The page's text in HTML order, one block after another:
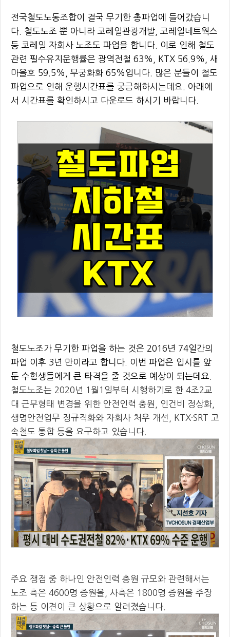
전국철도노동조합이 결국 무기한 총파업에 들어갔습니
다. 철도노조 뿐 아니라 코레일관광개발, 코레일네트웍스
등 코레일 자회사 노조도 파업을 합니다. 이로 인해 철도
관련 필수유지운행률은 광역전철 63%, KTX 56.9%, 새
마을호 59.5%, 무궁화화 65%입니다. 많은 분들이 철도
파업으로 인해 운행시간표를 궁금해하시는데요. 아래에
서 시간표를 확인하시고 다운로드 하시기 바랍니다.
철도노조가 무기한 파업을 하는 것은 2016년 74일간의
파업 이후 3년 만이라고 합니다. 이번 파업은 입시를 앞
둔 수험생들에게 큰 타격을 줄 것으로 예상이 되는데요.
철도노조는 2020년 1월1일부터 시행하기로 한 4조2교
대 근무형태 변경을 위한 안전인력 충원, 인건비 정상화,
생명안전업무 정규직화와 자회사 처우 개선, KTX·SRT 고
속철도 통합 등을 요구하고 있습니다.
주요 쟁점 중 하나인 안전인력 충원 규모와 관련해서는
노조 측은 4600명 증원을, 사측은 1800명 증원을 주장
하는 등 이견이 큰 상황으로 알려졌습니다.